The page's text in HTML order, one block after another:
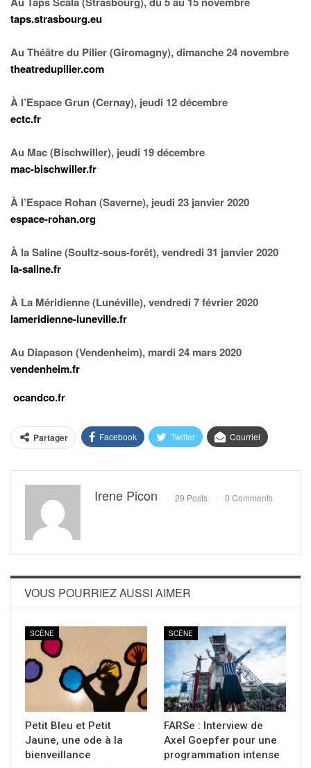
taps.strasbourg.eu
Au Théâtre du Pilier (Giromagny), dimanche 24 novembre
theatredupilier.com
À l’Espace Grun (Cernay), jeudi 12 décembre
ectc.fr
Au Mac (Bischwiller), jeudi 19 décembre
mac-bischwiller.fr
À l’Espace Rohan (Saverne), jeudi 23 janvier 2020
espace-rohan.org
À la Saline (Soultz-sous-forêt), vendredi 31 janvier 2020
la-saline.fr
À La Méridienne (Lunéville), vendredi 7 février 2020
lameridienne-luneville.fr
Au Diapason (Vendenheim), mardi 24 mars 2020
vendenheim.fr
ocandco.fr
Partager Facebook Twitter Courriel
Irene Picon 29 Posts 0 Comments
VOUS POURRIEZ AUSSI AIMER
SCÈNE
Petit Bleu et Petit
Jaune, une ode à la
bienveillance
SCÈNE
FARSe : Interview de
Axel Goepfer pour une
programmation intense